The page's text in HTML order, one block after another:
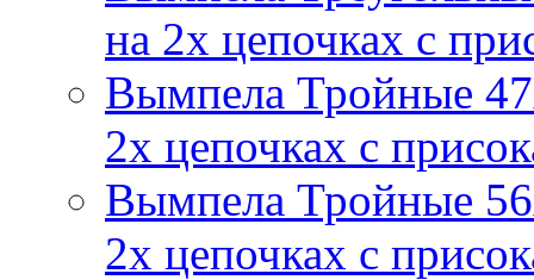
на 2х цепочках с
Вымпела Тройные
2х цепочках с
Вымпела Тройные
2х цепочках с